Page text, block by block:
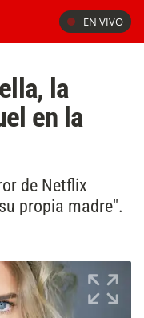
EN VIVO
la
en la
de Netflix
propia madre".